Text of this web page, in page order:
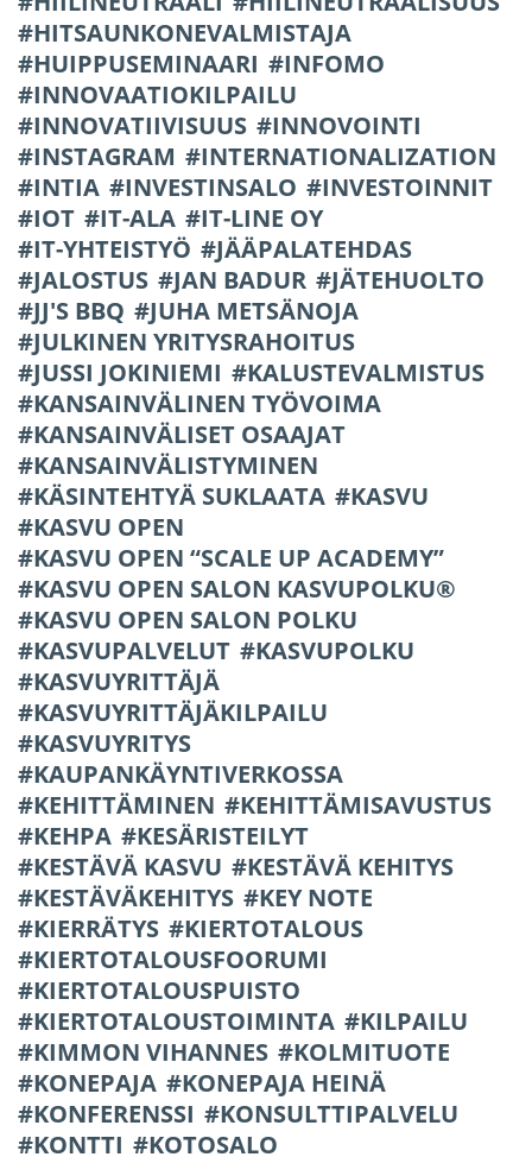
HITSAUNKONEVALMISTAJA
HUIPPUSEMINAARI
INFOMO
INNOVAATIOKILPAILU
INNOVATIIVISUUS
INNOVOINTI
INSTAGRAM
INTERNATIONALIZATION
INTIA
INVESTINSALO
INVESTOINNIT
IOT
IT-ALA
IT-LINE OY
IT-YHTEISTYÖ
JÄÄPALATEHDAS
JALOSTUS
JAN BADUR
JÄTEHUOLTO
JJ'S BBQ
JUHA METSÄNOJA
JULKINEN YRITYSRAHOITUS
JUSSI JOKINIEMI
KALUSTEVALMISTUS
KANSAINVÄLINEN TYÖVOIMA
KANSAINVÄLISET OSAAJAT
KANSAINVÄLISTYMINEN
KÄSINTEHTYÄ SUKLAATA
KASVU
KASVU OPEN
KASVU OPEN “SCALE UP ACADEMY”
KASVU OPEN SALON KASVUPOLKU®
KASVU OPEN SALON POLKU
KASVUPALVELUT
KASVUPOLKU
KASVUYRITTÄJÄ
KASVUYRITTÄJÄKILPAILU
KASVUYRITYS
KAUPANKÄYNTIVERKOSSA
KEHITTÄMINEN
KEHITTÄMISAVUSTUS
KEHPA
KESÄRISTEILYT
KESTÄVÄ KASVU
KESTÄVÄ KEHITYS
KESTÄVÄKEHITYS
KEY NOTE
KIERRÄTYS
KIERTOTALOUS
KIERTOTALOUSFOORUMI
KIERTOTALOUSPUISTO
KIERTOTALOUSTOIMINTA
KILPAILU
KIMMON VIHANNES
KOLMITUOTE
KONEPAJA
KONEPAJA HEINÄ
KONFERENSSI
KONSULTTIPALVELU
KONTTI
KOTOSALO